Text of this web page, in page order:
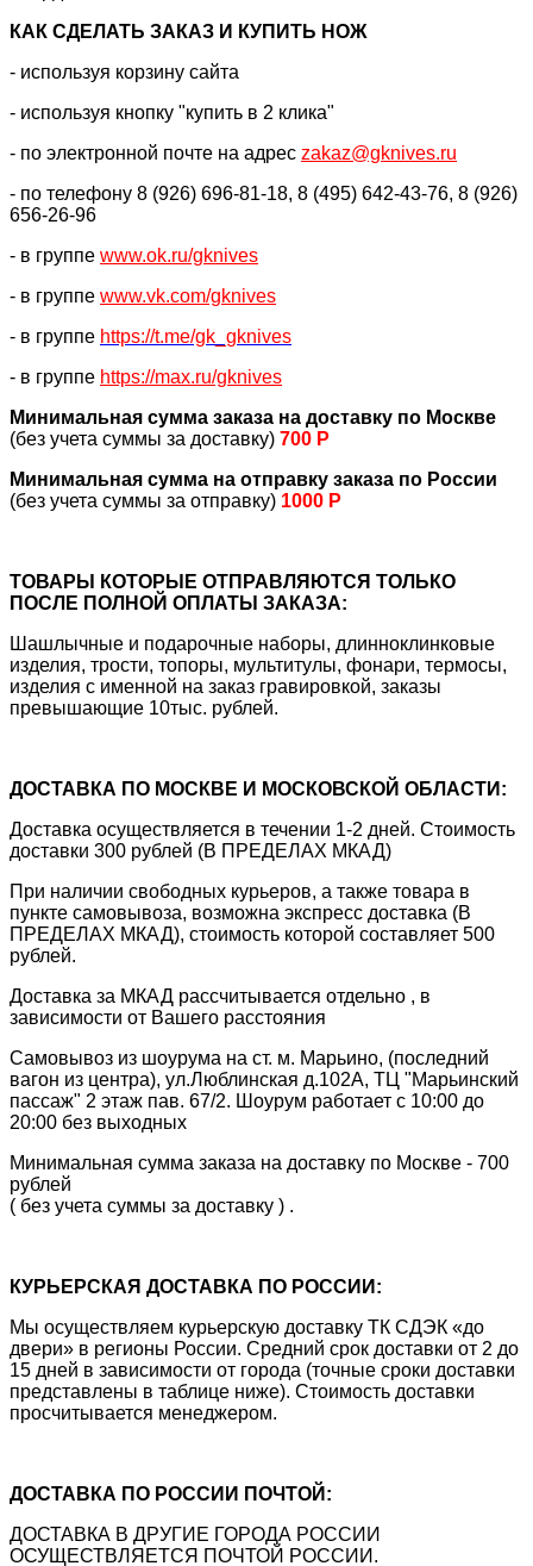
КАК CДЕЛАТЬ ЗАКАЗ И КУПИТЬ НОЖ
- используя корзину сайта
- используя кнопку "купить в 2 клика"
- по электронной почте на адрес zakaz@gknives.ru
- по телефону 8 (926) 696-81-18, 8 (495) 642-43-76, 8 (926)
656-26-96
- в группе www.ok.ru/gknives
- в группе www.vk.com/gknives
- в группе https://t.me/gk_gknives
- в группе https://max.ru/gknives
Минимальная сумма заказа на доставку по Москве
(без учета суммы за доставку) 700 Р
Минимальная сумма на отправку заказа по России
(без учета суммы за отправку) 1000 Р
ТОВАРЫ КОТОРЫЕ ОТПРАВЛЯЮТСЯ ТОЛЬКО
ПОСЛЕ ПОЛНОЙ ОПЛАТЫ ЗАКАЗА:
Шашлычные и подарочные наборы, длинноклинковые
изделия, трости, топоры, мультитулы, фонари, термосы,
изделия с именной на заказ гравировкой, заказы
превышающие 10тыс. рублей.
ДОСТАВКА ПО МОСКВЕ И МОСКОВСКОЙ ОБЛАСТИ:
Доставка осуществляется в течении 1-2 дней. Стоимость
доставки 300 рублей (В ПРЕДЕЛАХ МКАД)
При наличии свободных курьеров, а также товара в
пункте самовывоза, возможна экспресс доставка (В
ПРЕДЕЛАХ МКАД), стоимость которой составляет 500
рублей.
Доставка за МКАД рассчитывается отдельно , в
зависимости от Вашего расстояния
Самовывоз из шоурума на ст. м. Марьино, (последний
вагон из центра), ул.Люблинская д.102А, ТЦ "Марьинский
пассаж" 2 этаж пав. 67/2. Шоурум работает с 10:00 до
20:00 без выходных
Минимальная сумма заказа на доставку по Москве - 700
рублей
( без учета суммы за доставку ) .
КУРЬЕРСКАЯ ДОСТАВКА ПО РОССИИ:
Мы осуществляем курьерскую доставку ТК СДЭК «до
двери» в регионы России. Средний срок доставки от 2 до
15 дней в зависимости от города (точные сроки доставки
представлены в таблице ниже). Стоимость доставки
просчитывается менеджером.
ДОСТАВКА ПО РОССИИ ПОЧТОЙ:
ДОСТАВКА В ДРУГИЕ ГОРОДА РОССИИ
ОСУЩЕСТВЛЯЕТСЯ ПОЧТОЙ РОССИИ.